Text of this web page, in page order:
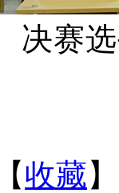
决赛
收藏